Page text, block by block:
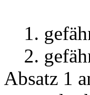
1.
2.
Absatz 1